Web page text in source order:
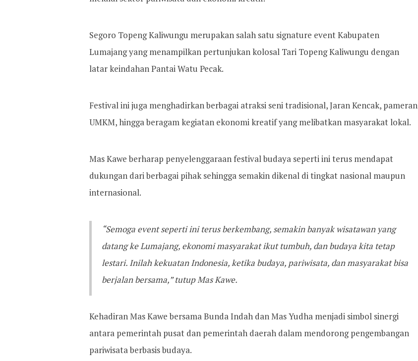
Segoro Topeng Kaliwungu merupakan salah satu signature event Kabupaten
Lumajang yang menampilkan pertunjukan kolosal Tari Topeng Kaliwungu dengan
latar keindahan Pantai Watu Pecak.
Festival ini juga menghadirkan berbagai atraksi seni tradisional, Jaran Kencak, pameran
UMKM, hingga beragam kegiatan ekonomi kreatif yang melibatkan masyarakat lokal.
Mas Kawe berharap penyelenggaraan festival budaya seperti ini terus mendapat
dukungan dari berbagai pihak sehingga semakin dikenal di tingkat nasional maupun
internasional.
“Semoga event seperti ini terus berkembang, semakin banyak wisatawan yang
datang ke Lumajang, ekonomi masyarakat ikut tumbuh, dan budaya kita tetap
lestari. Inilah kekuatan Indonesia, ketika budaya, pariwisata, dan masyarakat bisa
berjalan bersama,” tutup Mas Kawe.
Kehadiran Mas Kawe bersama Bunda Indah dan Mas Yudha menjadi simbol sinergi
antara pemerintah pusat dan pemerintah daerah dalam mendorong pengembangan
pariwisata berbasis budaya.